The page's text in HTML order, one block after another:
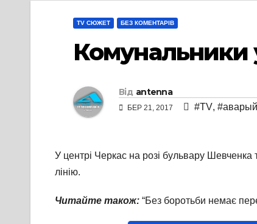
TV СЮЖЕТ БЕЗ КОМЕНТАРІВ
Комунальники
Від antenna
БЕР 21, 2017 #TV,
У центрі Черкас на розі бульвару
лінію.
Читайте також: “Без боротьби немає